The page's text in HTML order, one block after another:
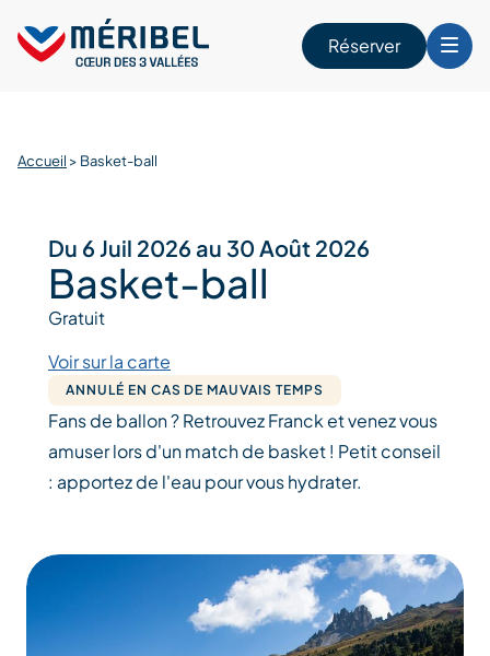
content
Réserver
Accueil > Basket-ball
Du 6 Juil 2026 au 30 Août 2026
Basket-ball
Gratuit
Voir sur la carte
ANNULÉ EN CAS DE MAUVAIS TEMPS
Fans de ballon ? Retrouvez Franck et venez vous
amuser lors d'un match de basket ! Petit conseil
: apportez de l'eau pour vous hydrater.